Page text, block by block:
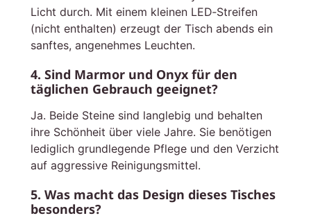
Licht durch. Mit einem kleinen LED‑Streifen
(nicht enthalten) erzeugt der Tisch abends ein
sanftes, angenehmes Leuchten.
4. Sind Marmor und Onyx für den
täglichen Gebrauch geeignet?
Ja. Beide Steine sind langlebig und behalten
ihre Schönheit über viele Jahre. Sie benötigen
lediglich grundlegende Pflege und den Verzicht
auf aggressive Reinigungsmittel.
5. Was macht das Design dieses Tisches
besonders?